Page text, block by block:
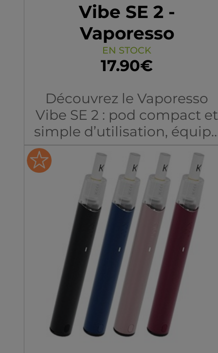
Vibe SE 2 -
Vaporesso
EN STOCK
17.90€
Découvrez le Vaporesso
Vibe SE 2 : pod compact et
simple d’utilisation,
d’une batterie 1400 mAh
pour une excellente
autonomie et d’une
cartouche 4,5 ml Dual
pour une restitution
optimale des saveurs.
Deux modes au choix :
pour économiser la
et PWR pour une vape
intense.